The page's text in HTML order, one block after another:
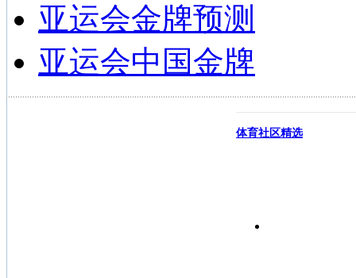
亚运会金牌预测
亚运会中国金牌
体育社区精选